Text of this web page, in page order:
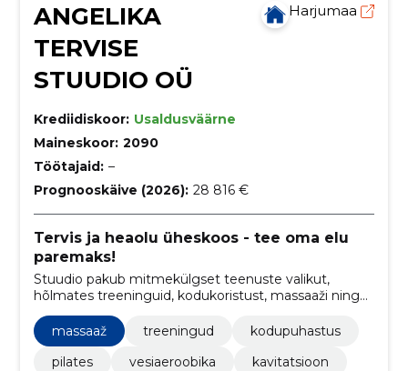
ANGELIKA
TERVISE
STUUDIO OÜ
Harjumaa
Krediidiskoor: Usaldusväärne
Maineskoor: 2090
Töötajaid: –
Prognooskäive (2026): 28 816 €
Tervis ja heaolu üheskoos - tee oma elu
paremaks!
Stuudio pakub mitmekülgset teenuste valikut,
hõlmates treeninguid, kodukoristust, massaaži ning
heaolu.
massaaž treeningud
kodupuhastus
pilates
vesiaeroobika
kavitatsioon